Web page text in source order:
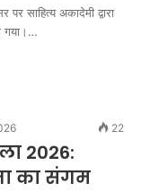
साहित्य अकादेमी द्वारा
गया।…
22
2026:
का संगम